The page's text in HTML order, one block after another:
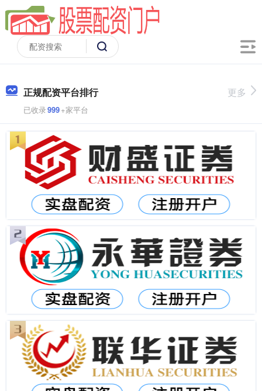
正规配资平台排行
已收录999+家平台
更多